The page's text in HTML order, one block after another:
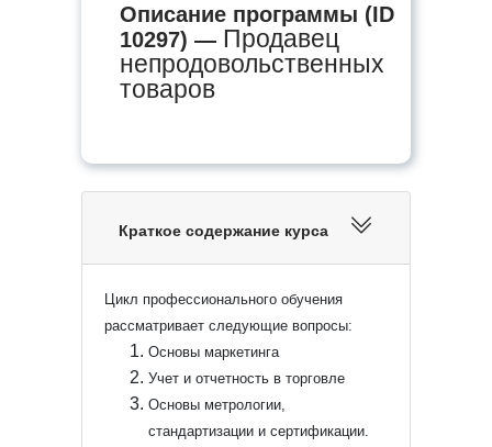
Описание программы (ID
10297) — Продавец
непродовольственных
товаров
Краткое содержание курса
Цикл профессионального обучения
рассматривает следующие вопросы:
Основы маркетинга
Учет и отчетность в торговле
Основы метрологии,
стандартизации и сертификации.